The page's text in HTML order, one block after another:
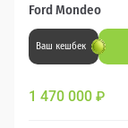
Ford Mondeo
Ваш кешбек
1 470 000 ₽